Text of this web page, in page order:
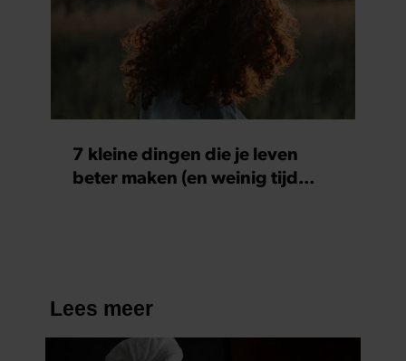
7 kleine dingen die je leven
beter maken (en weinig tijd